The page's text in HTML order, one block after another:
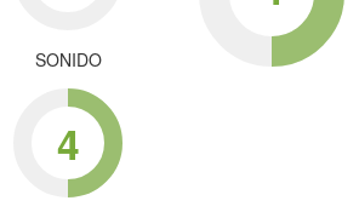
SONIDO
4